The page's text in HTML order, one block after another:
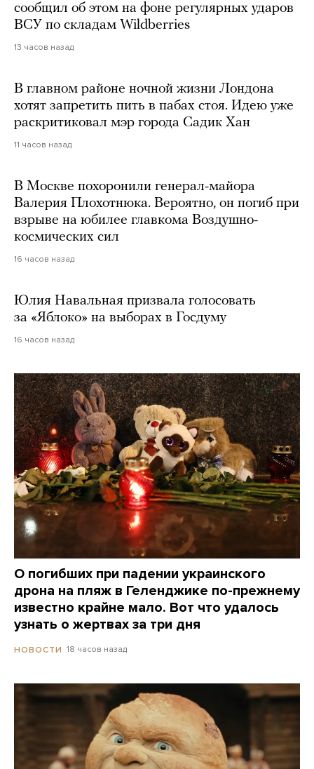
сообщил об этом на фоне регулярных ударов
ВСУ по складам Wildberries
13 часов назад
В главном районе ночной жизни Лондона
хотят запретить пить в пабах стоя. Идею уже
раскритиковал мэр города Садик Хан
11 часов назад
В Москве похоронили генерал-майора
Валерия Плохотнюка. Вероятно, он погиб при
взрыве на юбилее главкома Воздушно-
космических сил
16 часов назад
Юлия Навальная призвала голосовать
за «Яблоко» на выборах в Госдуму
16 часов назад
О погибших при падении украинского
дрона на пляж в Геленджике по-прежнему
известно крайне мало. Вот что удалось
узнать о жертвах за три дня
НОВОСТИ 18 часов назад